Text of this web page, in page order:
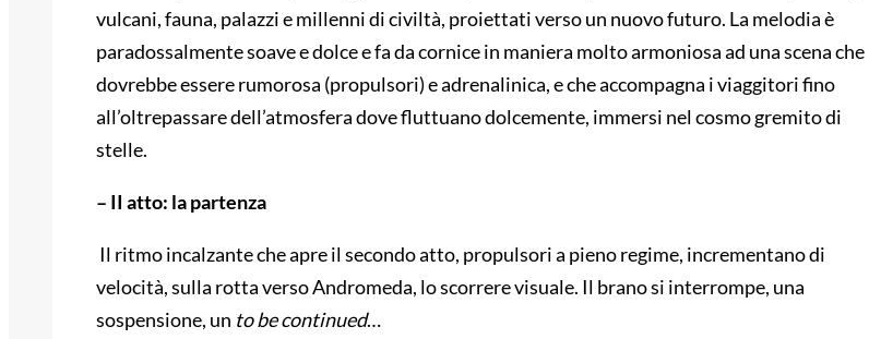
vulcani, fauna, palazzi e millenni di civiltà, proiettati verso un nuovo futuro. La melodia è
paradossalmente soave e dolce e fa da cornice in maniera molto armoniosa ad una scena che
dovrebbe essere rumorosa (propulsori) e adrenalinica, e che accompagna i viaggitori fino
all’oltrepassare dell’atmosfera dove fluttuano dolcemente, immersi nel cosmo gremito di
stelle.
– II atto: la partenza
Il ritmo incalzante che apre il secondo atto, propulsori a pieno regime, incrementano di
velocità, sulla rotta verso Andromeda, lo scorrere visuale. Il brano si interrompe, una
sospensione, un to be continued…